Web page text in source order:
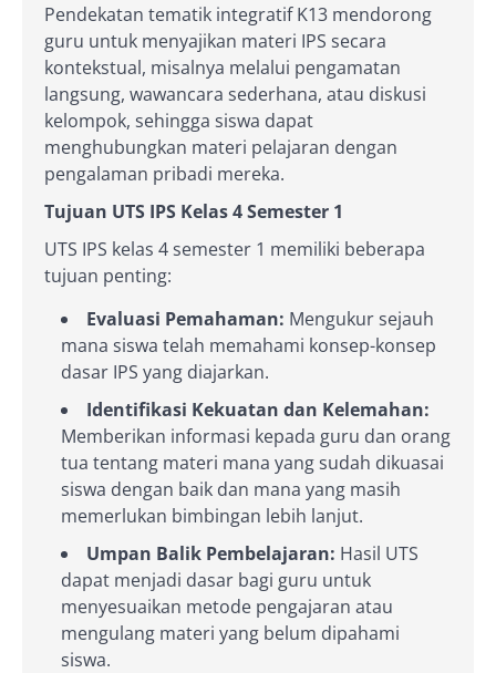
Pendekatan tematik integratif K13 mendorong
guru untuk menyajikan materi IPS secara
kontekstual, misalnya melalui pengamatan
langsung, wawancara sederhana, atau diskusi
kelompok, sehingga siswa dapat
menghubungkan materi pelajaran dengan
pengalaman pribadi mereka.
Tujuan UTS IPS Kelas 4 Semester 1
UTS IPS kelas 4 semester 1 memiliki beberapa
tujuan penting:
Evaluasi Pemahaman: Mengukur sejauh
mana siswa telah memahami konsep-konsep
dasar IPS yang diajarkan.
Identifikasi Kekuatan dan Kelemahan:
Memberikan informasi kepada guru dan orang
tua tentang materi mana yang sudah dikuasai
siswa dengan baik dan mana yang masih
memerlukan bimbingan lebih lanjut.
Umpan Balik Pembelajaran: Hasil UTS
dapat menjadi dasar bagi guru untuk
menyesuaikan metode pengajaran atau
mengulang materi yang belum dipahami
siswa.